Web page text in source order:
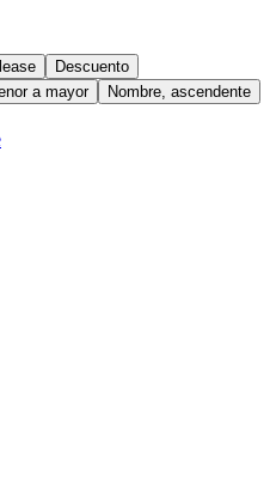
Descuento
a mayor
Nombre, ascendente